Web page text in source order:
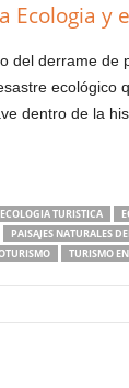
Ecologia y
del derrame de
ecológico
dentro de la
ECOLOGIA TURISTICA
PAISAJES NATURALES
TURISMO EN